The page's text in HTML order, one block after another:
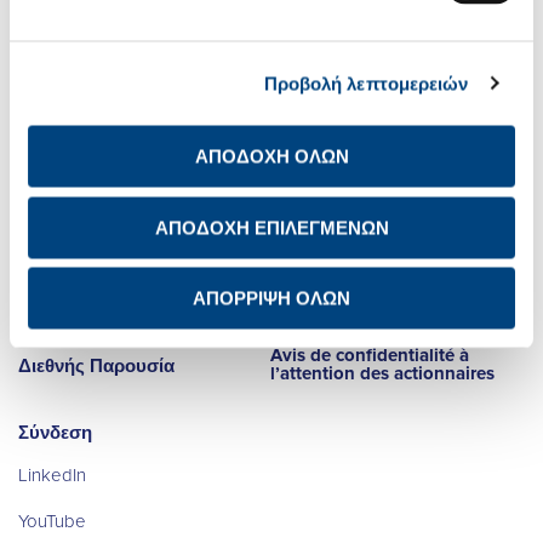
Προβολή λεπτομερειών
ΑΠΟΔΟΧΗ ΟΛΩΝ
ΑΠΟΔΟΧΗ ΕΠΙΛΕΓΜΕΝΩΝ
ΑΠΟΡΡΙΨΗ ΟΛΩΝ
Βιώσιμη Ανάπτυξη
Net Zero
Ψηφιακός
Μετασχηματισμός
Newsroom
Επικοινωνία IR
Διεθνής Παρουσία
Ενημέρωση προστασίας
προσωπικών δεδομένων
των μετόχων
Avis de confidentialité à
l’attention des actionnaires
Σύνδεση
LinkedIn
YouTube